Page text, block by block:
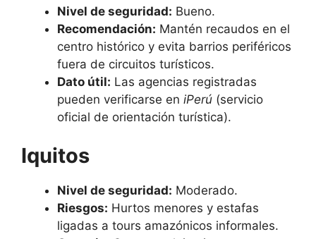
Nivel de seguridad: Bueno.
Recomendación: Mantén recaudos en el
centro histórico y evita barrios periféricos
fuera de circuitos turísticos.
Dato útil: Las agencias registradas
pueden verificarse en iPerú (servicio
oficial de orientación turística).
Iquitos
Nivel de seguridad: Moderado.
Riesgos: Hurtos menores y estafas
ligadas a tours amazónicos informales.